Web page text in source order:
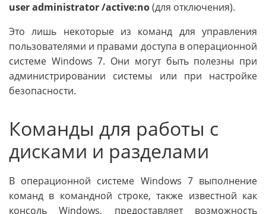
user administrator /active:no(для отключения).
Это лишь некоторые из команд для управления
пользователями и правами доступа в операционной
системе Windows 7. Они могут быть полезны при
администрировании системы или при настройке
безопасности.
Команды для работы с
дисками и разделами
В операционной системе Windows 7 выполнение
команд в командной строке, также известной как
консоль Windows, предоставляет возможность